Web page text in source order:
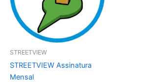
STREETVIEW
STREETVIEW Assinatura
Mensal